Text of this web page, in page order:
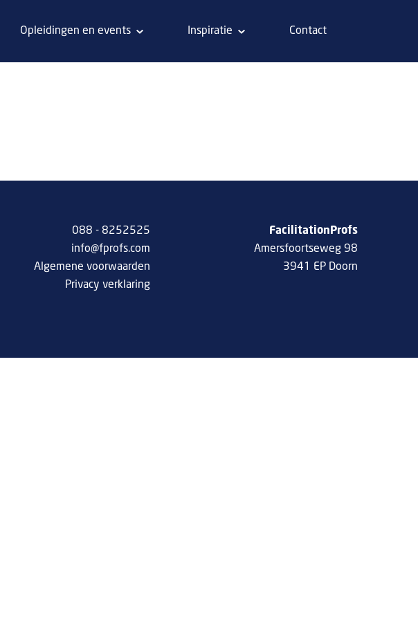
Opleidingen en events Inspiratie Contact
088 - 8252525
info@fprofs.com
Algemene voorwaarden
Privacy verklaring
FacilitationProfs
Amersfoortseweg 98
3941 EP Doorn